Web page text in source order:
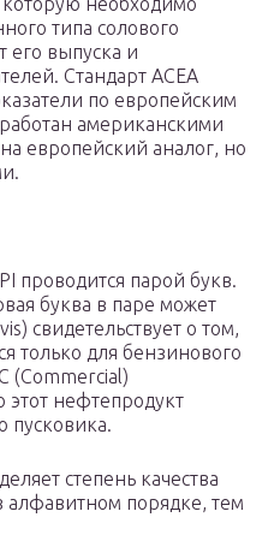
типа солового
его выпуска и
Стандарт ACEA
по европейским
американскими
европейский аналог, но
проводится парой букв.
буква в паре может
свидетельствует о том,
только для бензинового
(Соmmеrсiаl)
этот нефтепродукт
пусковика.
степень качества
порядке, тем